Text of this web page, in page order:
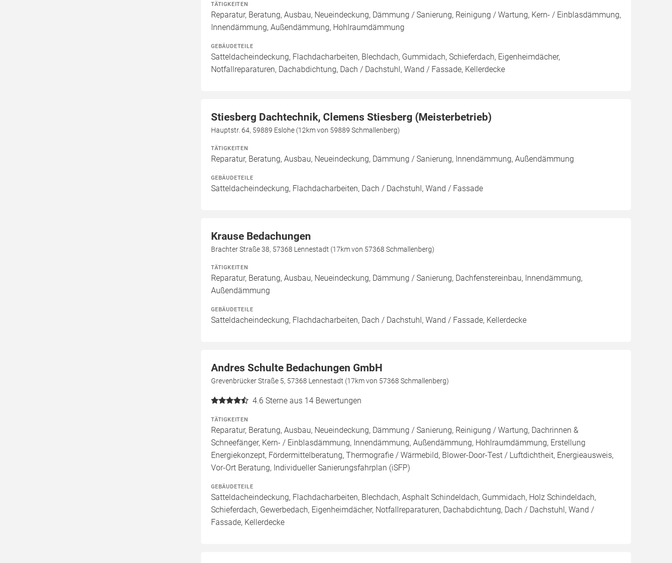
TÄTIGKEITEN
Reparatur, Beratung, Ausbau, Neueindeckung, Dämmung / Sanierung, Reinigung / Wartung, Kern- / Einblasdämmung,
Innendämmung, Außendämmung, Hohlraumdämmung
GEBÄUDETEILE
Satteldacheindeckung, Flachdacharbeiten, Blechdach, Gummidach, Schieferdach, Eigenheimdächer,
Notfallreparaturen, Dachabdichtung, Dach / Dachstuhl, Wand / Fassade, Kellerdecke
Stiesberg Dachtechnik, Clemens Stiesberg (Meisterbetrieb)
Hauptstr. 64, 59889 Eslohe (12km von 59889 Schmallenberg)
TÄTIGKEITEN
Reparatur, Beratung, Ausbau, Neueindeckung, Dämmung / Sanierung, Innendämmung, Außendämmung
GEBÄUDETEILE
Satteldacheindeckung, Flachdacharbeiten, Dach / Dachstuhl, Wand / Fassade
Krause Bedachungen
Brachter Straße 38, 57368 Lennestadt (17km von 57368 Schmallenberg)
TÄTIGKEITEN
Reparatur, Beratung, Ausbau, Neueindeckung, Dämmung / Sanierung, Dachfenstereinbau, Innendämmung,
Außendämmung
GEBÄUDETEILE
Satteldacheindeckung, Flachdacharbeiten, Dach / Dachstuhl, Wand / Fassade, Kellerdecke
Andres Schulte Bedachungen GmbH
Grevenbrücker Straße 5, 57368 Lennestadt (17km von 57368 Schmallenberg)
4.6 Sterne aus 14 Bewertungen
TÄTIGKEITEN
Reparatur, Beratung, Ausbau, Neueindeckung, Dämmung / Sanierung, Reinigung / Wartung, Dachrinnen &
Schneefänger, Kern- / Einblasdämmung, Innendämmung, Außendämmung, Hohlraumdämmung, Erstellung
Energiekonzept, Fördermittelberatung, Thermografie / Wärmebild, Blower-Door-Test / Luftdichtheit, Energieausweis,
Vor-Ort Beratung, Individueller Sanierungsfahrplan (iSFP)
GEBÄUDETEILE
Satteldacheindeckung, Flachdacharbeiten, Blechdach, Asphalt Schindeldach, Gummidach, Holz Schindeldach,
Schieferdach, Gewerbedach, Eigenheimdächer, Notfallreparaturen, Dachabdichtung, Dach / Dachstuhl, Wand /
Fassade, Kellerdecke